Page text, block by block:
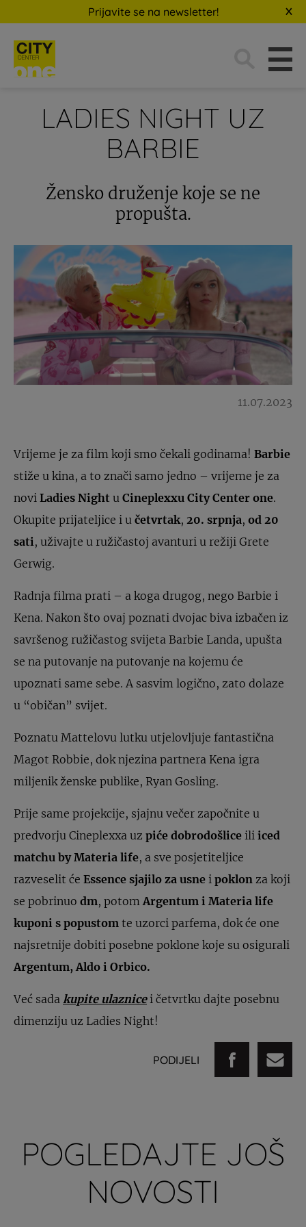
Prijavite se na newsletter!
LADIES NIGHT UZ
BARBIE
Žensko druženje koje se ne
propušta.
11.07.2023
Vrijeme je za film koji smo čekali godinama! Barbie
stiže u kina, a to znači samo jedno – vrijeme je za
novi Ladies Night u Cineplexxu City Center one.
Okupite prijateljice i u četvrtak, 20. srpnja, od 20
sati, uživajte u ružičastoj avanturi u režiji Grete
Gerwig.
Radnja filma prati – a koga drugog, nego Barbie i
Kena. Nakon što ovaj poznati dvojac biva izbačen iz
savršenog ružičastog svijeta Barbie Landa, upušta
se na putovanje na putovanje na kojemu će
upoznati same sebe. A sasvim logično, zato dolaze
u “običan” svijet.
Poznatu Mattelovu lutku utjelovljuje fantastična
Magot Robbie, dok njezina partnera Kena igra
miljenik ženske publike, Ryan Gosling.
Prije same projekcije, sjajnu večer započnite u
predvorju Cineplexxa uz piće dobrodošlice ili iced
matchu by Materia life, a sve posjetiteljice
razveselit će Essence sjajilo za usne i poklon za koji
se pobrinuo dm, potomArgentum i Materia life
kuponi s popustom te uzorci parfema, dok će one
najsretnije dobiti posebne poklone koje su osigurali
Argentum, Aldo i Orbico.
Već sada kupite ulaznicei četvrtku dajte posebnu
dimenziju uz Ladies Night!
PODIJELI
POGLEDAJTE JOŠ
NOVOSTI